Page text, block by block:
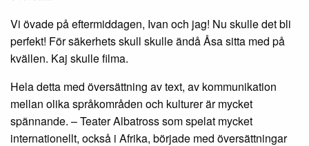
Vi övade på eftermiddagen, Ivan och jag! Nu skulle det bli
perfekt! För säkerhets skull skulle ändå Åsa sitta med på
kvällen. Kaj skulle filma.
Hela detta med översättning av text, av kommunikation
mellan olika språkområden och kulturer är mycket
spännande. – Teater Albatross som spelat mycket
internationellt, också i Afrika, började med översättningar